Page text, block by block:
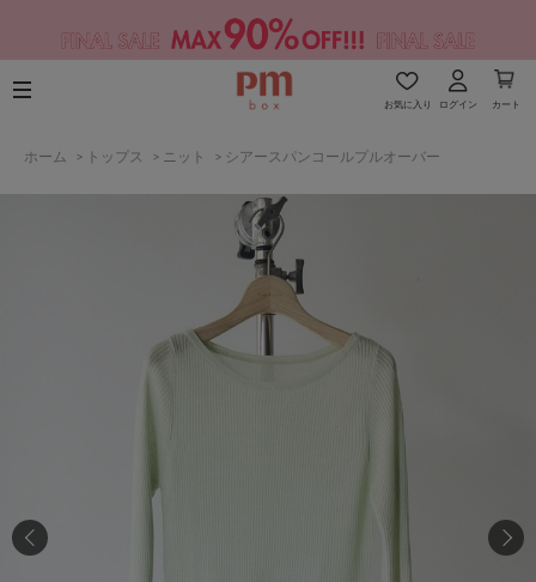
お気に入り ログイン カート
ホーム > トップス > ニット > シアースパンコールプルオーバー